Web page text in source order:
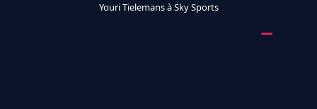
Youri Tielemans à Sky Sports